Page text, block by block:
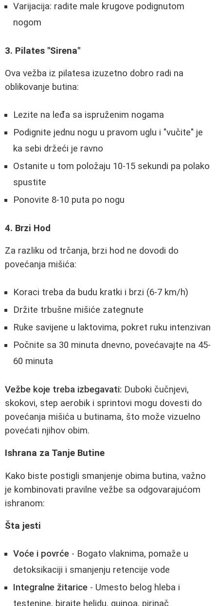
Varijacija: radite male krugove podignutom
nogom
3. Pilates "Sirena"
Ova vežba iz pilatesa izuzetno dobro radi na
oblikovanje butina:
Lezite na leđa sa ispruženim nogama
Podignite jednu nogu u pravom uglu i "vučite" je
ka sebi držeći je ravno
Ostanite u tom položaju 10-15 sekundi pa polako
spustite
Ponovite 8-10 puta po nogu
4. Brzi Hod
Za razliku od trčanja, brzi hod ne dovodi do
povećanja mišića:
Koraci treba da budu kratki i brzi (6-7 km/h)
Držite trbušne mišiće zategnute
Ruke savijene u laktovima, pokret ruku intenzivan
Počnite sa 30 minuta dnevno, povećavajte na 45-
60 minuta
Vežbe koje treba izbegavati: Duboki čučnjevi,
skokovi, step aerobik i sprintovi mogu dovesti do
povećanja mišića u butinama, što može vizuelno
povećati njihov obim.
Ishrana za Tanje Butine
Kako biste postigli smanjenje obima butina, važno
je kombinovati pravilne vežbe sa odgovarajućom
ishranom:
Šta jesti
Voće i povrće - Bogato vlaknima, pomaže u
detoksikaciji i smanjenju retencije vode
Integralne žitarice - Umesto belog hleba i
testenine, birajte heljdu, quinoa, pirinač